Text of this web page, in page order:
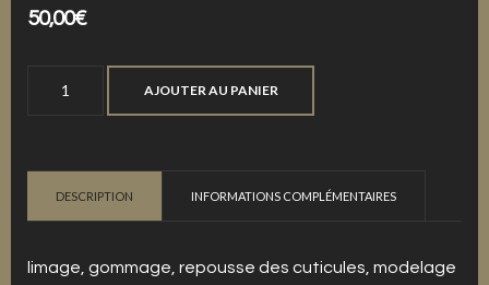
50,00€
AJOUTER AU PANIER
DESCRIPTION INFORMATIONS COMPLÉMENTAIRES
limage, gommage, repousse des cuticules, modelage